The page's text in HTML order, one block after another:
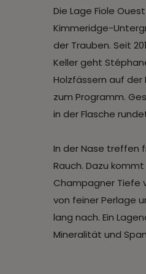
Die Lage Fiole
Kimmeridge-
der Trauben. Seit
Keller geht
Holzfässern auf
zum Programm.
in der Flasche
In der Nase treffen
Rauch. Dazu
Champagner Tiefe
von feiner Perlage
lang nach. Ein
Mineralität und